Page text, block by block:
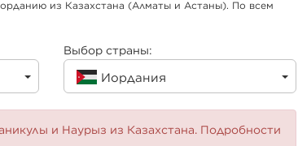
из Казахстана (Алматы и Астаны). По всем
Выбор страны:
Иордания
и Наурыз из Казахстана. Подробности